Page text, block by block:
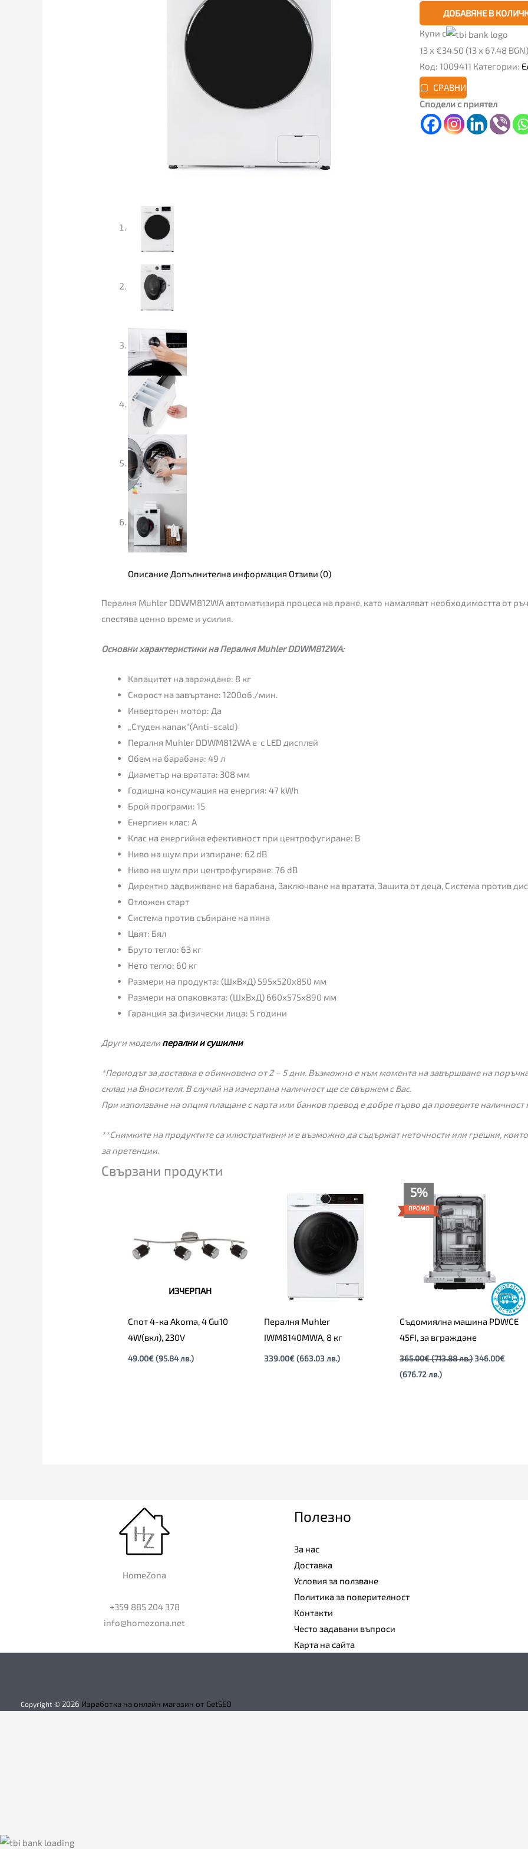
ДОБАВЯНЕ В
Купи с
13 x €34.50 (13 x 67.48 BGN)
Код: 1009411 Категории:
СРАВНИ
Сподели с приятел
Описание Допълнителна информация Отзиви (0)
Пералня Muhler DDWM812WA автоматизира процеса на пране, като намаляват необходимостта от
спестява ценно време и усилия.
Основни характеристики на Пералня Muhler DDWM812WA:
Капацитет на зареждане: 8 кг
Скорост на завъртане: 1200об./мин.
Инверторен мотор: Да
„Студен капак“(Anti-scald)
Пералня Muhler DDWM812WA е с LED дисплей
Обем на барабана: 49 л
Диаметър на вратата: 308 мм
Годишна консумация на енергия: 47 kWh
Брой програми: 15
Енергиен клас: A
Клас на енергийна ефективност при центрофугиране: B
Ниво на шум при изпиране: 62 dB
Ниво на шум при центрофугиране: 76 dB
Директно задвижване на барабана, Заключване на вратата, Защита от деца, Система против
Отложен старт
Система против събиране на пяна
Цвят: Бял
Бруто тегло: 63 кг
Нето тегло: 60 кг
Размери на продукта: (ШхВхД) 595x520x850 мм
Размери на опаковката: (ШхВхД) 660x575x890 мм
Гаранция за физически лица: 5 години
Други моделиперални и сушилни
*Периодът за доставка е обикновено от 2 – 5 дни. Възможно е към момента на завършване на
склад на Вносителя. В случай на изчерпана наличност ще се свържем с Вас.
При използване на опция плащане с карта или банков превод е добре първо да проверите наличност
**Снимките на продуктите са илюстративни и е възможно да съдържат неточности или грешки,
за претенции.
Свързани продукти
ИЗЧЕРПАН
Спот 4-ка Akoma, 4 Gu10
4W(вкл), 230V
49.00€(95.84 лв.)
Пералня Muhler
IWM8140MWA, 8 кг
339.00€ (663.03 лв.)
5%
ПРОМО
Съдомиялна машина PDWCE
45FI, за вграждане
365.00€(713.88 лв.)
price
was:
365.00€
(713.88
лв.).
346.00€
(676.72 лв.)
цена
е:
346.00€
(676.72
лв.).
HomeZona
+359 885 204 378
info@homezona.net
Полезно
За нас
Доставка
Условия за ползване
Политика за поверителност
Контакти
Често задавани въпроси
Карта на сайта
Copyright © 2026 Изработка на онлайн магазин от GetSEO